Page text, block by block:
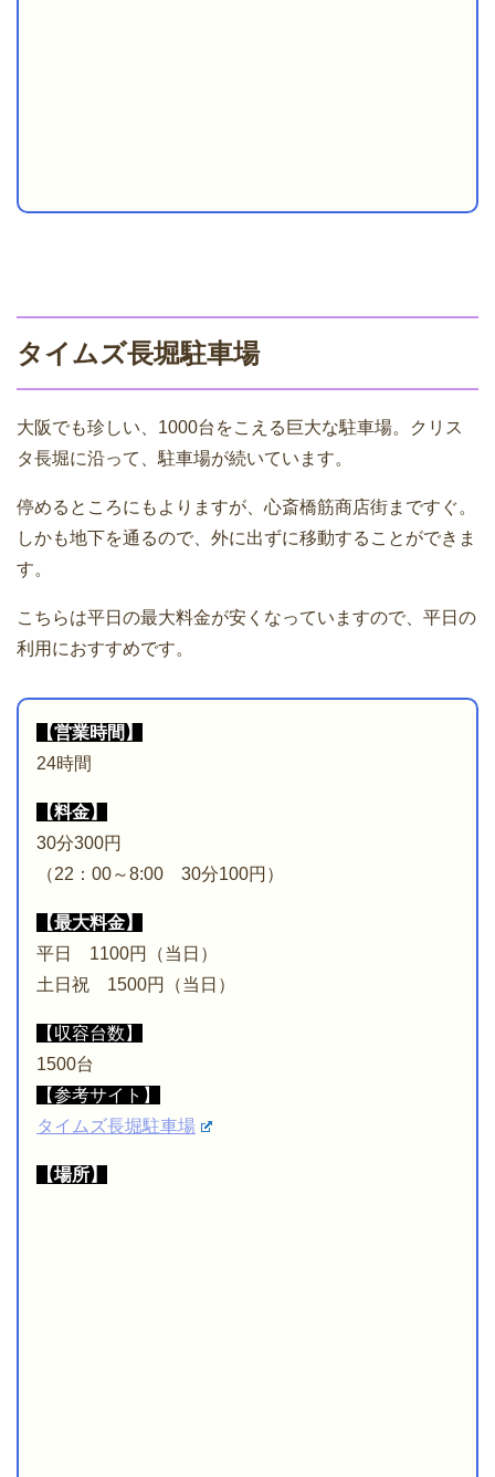
タイムズ長堀駐車場
大阪でも珍しい、1000台をこえる巨大な駐車場。クリス
タ長堀に沿って、駐車場が続いています。
停めるところにもよりますが、心斎橋筋商店街まですぐ。
しかも地下を通るので、外に出ずに移動することができま
す。
こちらは平日の最大料金が安くなっていますので、平日の
利用におすすめです。
【営業時間】
24時間
【料金】
30分300円
（22：00～8:00 30分100円）
【最大料金】
平日 1100円（当日）
土日祝 1500円（当日）
【収容台数】
1500台
【参考サイト】
タイムズ長堀駐車場
【場所】